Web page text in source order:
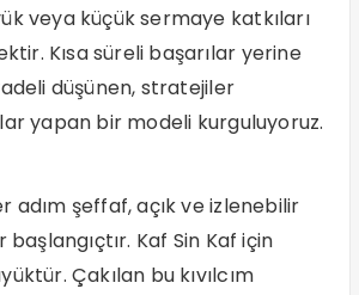
veya küçük sermaye katkıları
Kısa süreli başarılar yerine
düşünen, stratejiler
yapan bir modeli kurguluyoruz.
adım şeffaf, açık ve izlenebilir
başlangıçtır. Kaf Sin Kaf için
Çakılan bu kıvılcım